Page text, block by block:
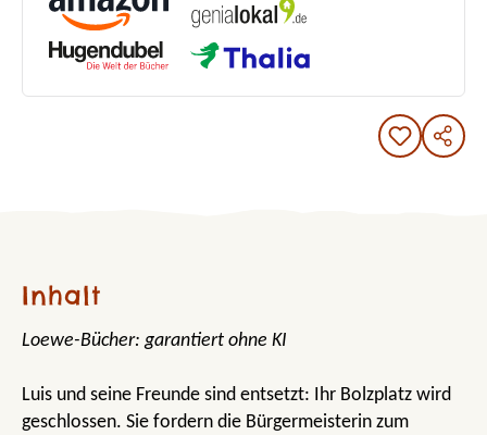
Inhalt
Loewe-Bücher: garantiert ohne KI
Luis und seine Freunde sind entsetzt: Ihr Bolzplatz wird
geschlossen. Sie fordern die Bürgermeisterin zum